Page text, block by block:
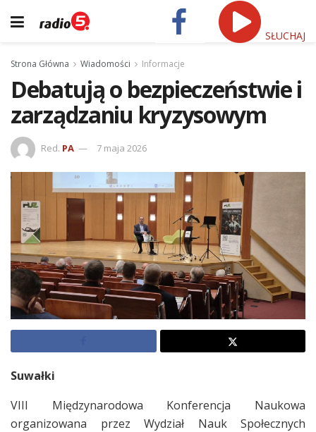
SŁUCHAJ
Strona Główna Wiadomości Informacje
Debatują o bezpieczeństwie i
zarządzaniu kryzysowym
Red. PA 7 maja 2026
Suwałki
VIII Międzynarodowa Konferencja Naukowa
organizowana przez Wydział Nauk Społecznych